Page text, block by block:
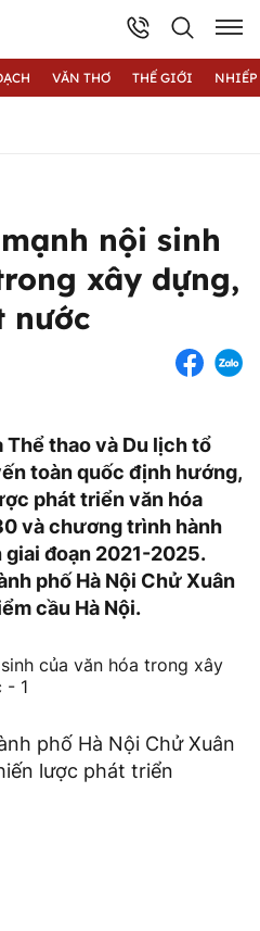
VĂN THƠ THẾ GIỚI
nội sinh
xây dựng,
nước
Thể thao và Du lịch tổ
toàn quốc định hướng,
phát triển văn hóa
và chương trình hành
đoạn 2021-2025.
phố Hà Nội Chử Xuân
cầu Hà Nội.
phố Hà Nội Chử Xuân
lược phát triển